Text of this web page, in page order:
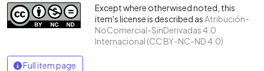
Except where otherwised noted, this
item's license is described asAtribución-
NoComercial-SinDerivadas 4.0
Internacional (CC BY-NC-ND 4.0)
Full item page